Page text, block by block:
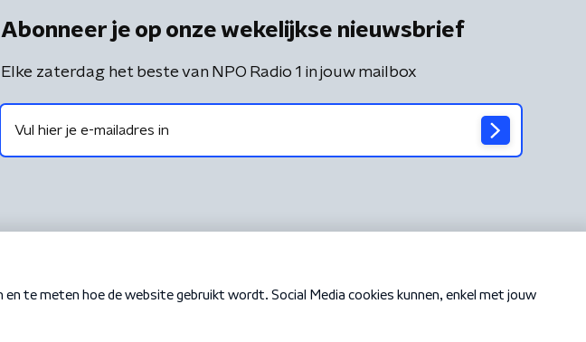
Abonneer je op onze wekelijkse nieuwsbrief
Elke zaterdag het beste van NPO Radio 1 in jouw mailbox